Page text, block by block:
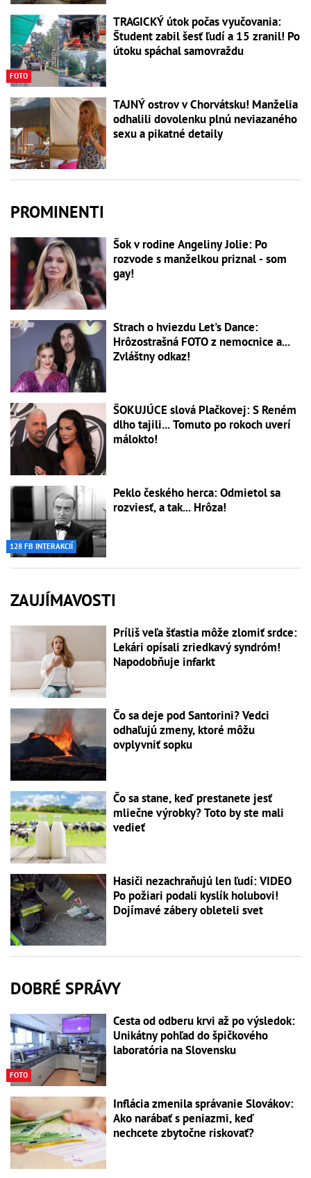
FOTO
TRAGICKÝ útok počas vyučovania:
Študent zabil šesť ľudí a 15 zranil! Po
útoku spáchal samovraždu
TAJNÝ ostrov v Chorvátsku! Manželia
odhalili dovolenku plnú neviazaného
sexu a pikatné detaily
PROMINENTI
Šok v rodine Angeliny Jolie: Po
rozvode s manželkou priznal - som
gay!
Strach o hviezdu Let's Dance:
Hrôzostrašná FOTO z nemocnice a...
Zvláštny odkaz!
ŠOKUJÚCE slová Plačkovej: S Reném
dlho tajili... Tomuto po rokoch uverí
málokto!
128 FB INTERAKCIÍ
Peklo českého herca: Odmietol sa
rozviesť, a tak... Hrôza!
ZAUJÍMAVOSTI
Príliš veľa šťastia môže zlomiť srdce:
Lekári opísali zriedkavý syndróm!
Napodobňuje infarkt
Čo sa deje pod Santorini? Vedci
odhaľujú zmeny, ktoré môžu
ovplyvniť sopku
Čo sa stane, keď prestanete jesť
mliečne výrobky? Toto by ste mali
vedieť
Hasiči nezachraňujú len ľudí: VIDEO
Po požiari podali kyslík holubovi!
Dojímavé zábery obleteli svet
DOBRÉ SPRÁVY
FOTO
Cesta od odberu krvi až po výsledok:
Unikátny pohľad do špičkového
laboratória na Slovensku
Inflácia zmenila správanie Slovákov:
Ako narábať s peniazmi, keď
nechcete zbytočne riskovať?